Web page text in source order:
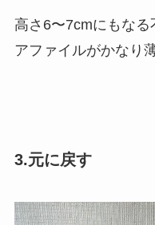
高さ6〜7cmにもな
アファイルがかなり
3.元に戻す